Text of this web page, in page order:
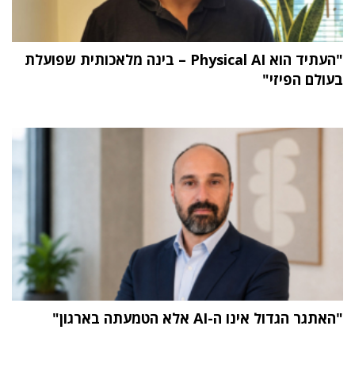
"העתיד הוא Physical AI – בינה מלאכותית שפועלת
בעולם הפיזי"
"האתגר הגדול אינו ה-AI אלא הטמעתה בארגון"